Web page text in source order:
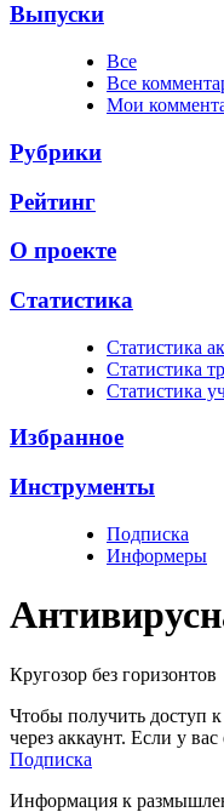
Выпуски
Все
Все
Мои
Рубрики
Рейтинг
О проекте
Статистика
Cтатистика
Cтатистика
Cтатистика
Избранное
Инструменты
Подписка
Информеры
Кругозор без горизонтов
Чтобы получить доступ
через аккаунт. Если у
Подписка
Информация к